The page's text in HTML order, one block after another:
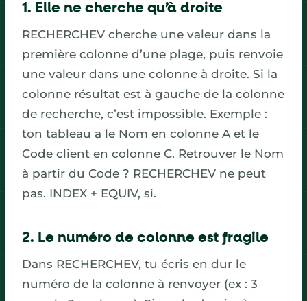
1. Elle ne cherche qu’à droite
RECHERCHEV cherche une valeur dans la
première colonne d’une plage, puis renvoie
une valeur dans une colonne à droite. Si la
colonne résultat est à gauche de la colonne
de recherche, c’est impossible. Exemple :
ton tableau a le Nom en colonne A et le
Code client en colonne C. Retrouver le Nom
à partir du Code ? RECHERCHEV ne peut
pas. INDEX + EQUIV, si.
2. Le numéro de colonne est fragile
Dans RECHERCHEV, tu écris en dur le
numéro de la colonne à renvoyer (ex : 3